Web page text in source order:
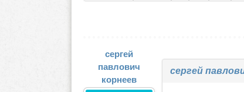
сергей
павлович
корнеев
сергей